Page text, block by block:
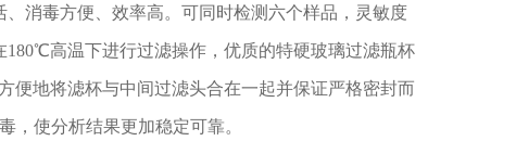
消毒方便、效率高。可同时检测六个样品，灵敏度
高温下进行过滤操作，优质的特硬玻璃过滤瓶杯
便地将滤杯与中间过滤头合在一起并保证严格密封而
，使分析结果更加稳定可靠。